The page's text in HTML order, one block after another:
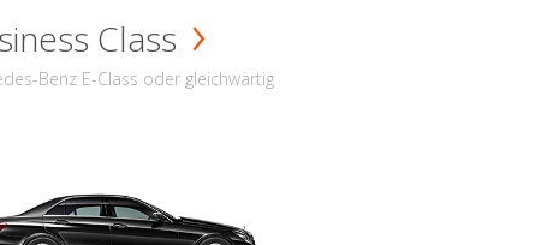
Class
Benz E-Class oder gleichwärtig